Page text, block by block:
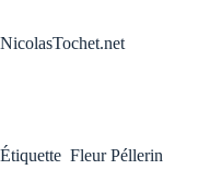
contenu
NicolasTochet.net
Étiquette Fleur Péllerin